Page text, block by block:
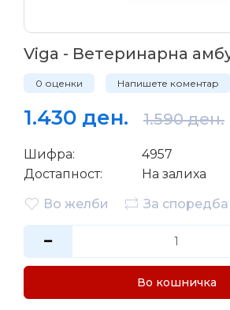
Viga - Ветеринарна
0 оценки Напишете коментар
1.430 ден. 1.590 ден.
Шифра:
4957
Достапност:
На залиха
Во желби
За споредба
Во кошничка